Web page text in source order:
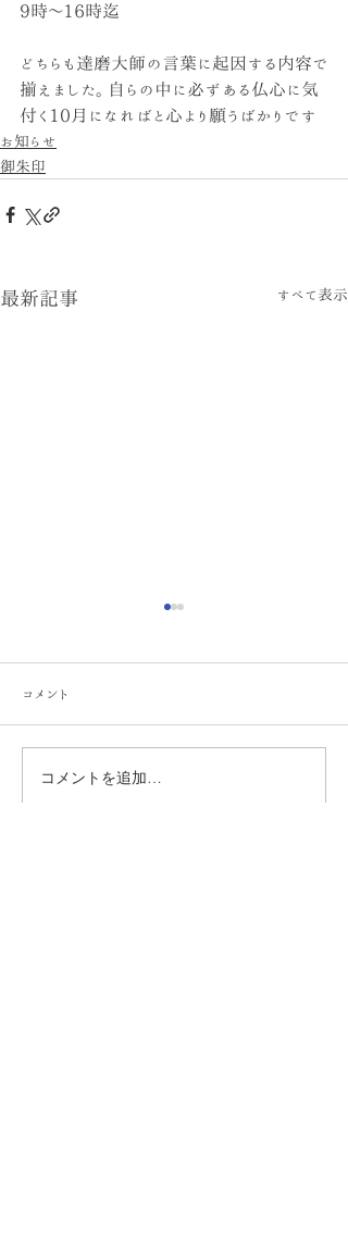
9時～16時迄
どちらも達磨大師の言葉に起因する内容で
揃えました。自らの中に必ずある仏心に気
付く10月になればと心より願うばかりです
お知らせ
御朱印
最新記事 すべて表示
6月直書き御朱印のお知ら
コメント
コメントを追加…